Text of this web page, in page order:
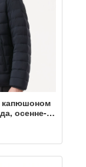
капюшоном
осенне-